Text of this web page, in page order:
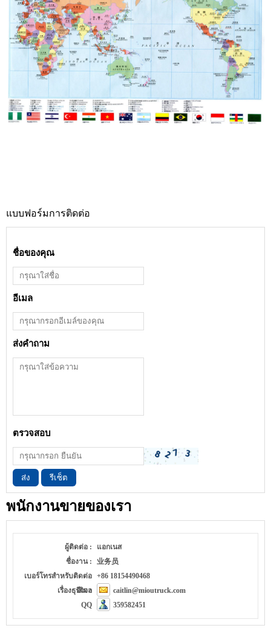
แบบฟอร์มการติดต่อ
ชื่อของคุณ
อีเมล
ส่งคำถาม
ตรวจสอบ
ส่ง รีเซ็ต
พนักงานขายของเรา
ผู้ติดต่อ :
แอกเนส
ชื่องาน :
业务员
เบอร์โทรสำหรับติดต่อ
เรื่องธุรกิจ :
+86 18154490468
อีเมล
caitlin@mioutruck.com
QQ
359582451